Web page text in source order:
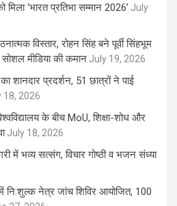
मिला ‘भारत प्रतिभा सम्मान 2026’ July
विस्तार, रोहन सिंह बने पूर्वी सिंहभूम
मीडिया की कमान July 19, 2026
शानदार प्रदर्शन, 51 छात्रों ने पाई
18, 2026
के बीच MoU, शिक्षा-शोध और
July 18, 2026
में भव्य सत्संग, विचार गोष्ठी व भजन संध्या
नि:शुल्क नेत्र जांच शिविर आयोजित, 100